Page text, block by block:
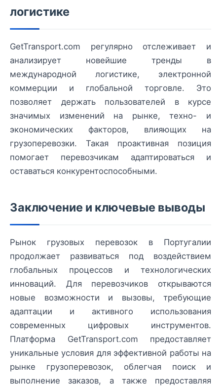
логистике
GetTransport.com регулярно отслеживает и
анализирует новейшие тренды в
международной логистике, электронной
коммерции и глобальной торговле. Это
позволяет держать пользователей в курсе
значимых изменений на рынке, техно- и
экономических факторов, влияющих на
грузоперевозки. Такая проактивная позиция
помогает перевозчикам адаптироваться и
оставаться конкурентоспособными.
Заключение и ключевые выводы
Рынок грузовых перевозок в Португалии
продолжает развиваться под воздействием
глобальных процессов и технологических
инноваций. Для перевозчиков открываются
новые возможности и вызовы, требующие
адаптации и активного использования
современных цифровых инструментов.
Платформа GetTransport.com предоставляет
уникальные условия для эффективной работы на
рынке грузоперевозок, облегчая поиск и
выполнение заказов, а также предоставляя